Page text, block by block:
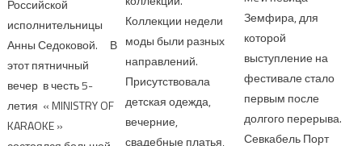
Российской
исполнительницы
Анны Седоковой. В
этот пятничный
вечер в честь 5-
летия « MINISTRY OF
KARAOKE »
Коллекции недели
моды были разных
направлений.
Присутствовала
детская одежда,
вечерние,
свадебные платья,
Земфира, для
которой
выступление на
фестивале стало
первым после
долгого перерыва.
Севкабель Порт